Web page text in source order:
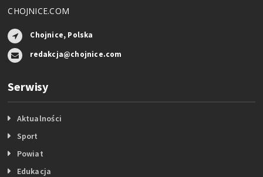
CHOJNICE.COM
Chojnice, Polska
redakcja@chojnice.com
Serwisy
Aktualności
Sport
Powiat
Edukacja